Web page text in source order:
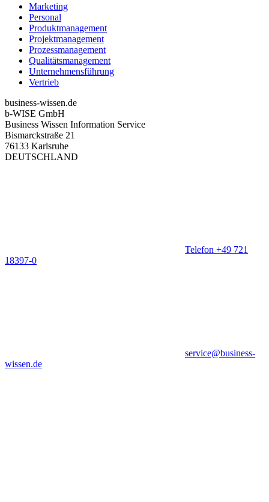
Marketing
Personal
Produktmanagement
Projektmanagement
Prozessmanagement
Qualitätsmanagement
Unternehmensführung
Vertrieb
business-wissen.de
b-WISE GmbH
Business Wissen Information Service
Bismarckstraße 21
76133 Karlsruhe
DEUTSCHLAND
Telefon +49 721
18397-0
service@business-
wissen.de